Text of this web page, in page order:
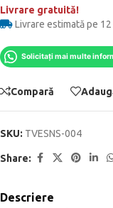
Livrare gratuită!
Livrare estimată pe
Solicitați mai multe
Compară
SKU: TVESNS-004
Share:
Descriere